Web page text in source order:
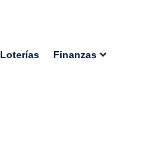
Loterías Finanzas